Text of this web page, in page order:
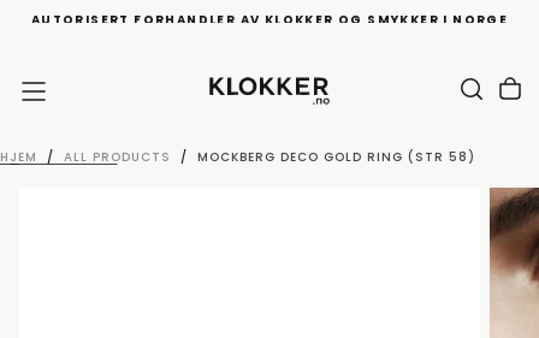
HOPP
AUTORISERT FORHANDLER AV KLOKKER OG SMYKKER I NORGE
HJEM / ALL PRODUCTS / MOCKBERG DECO GOLD RING (STR 58)